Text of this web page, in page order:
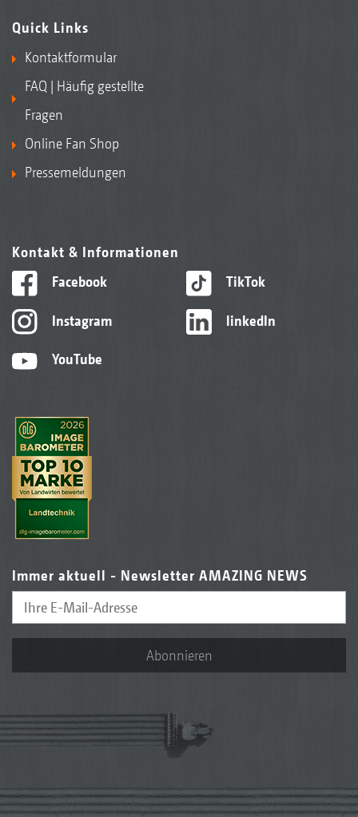
Quick Links
Kontaktformular
FAQ | Häufig gestellte
Fragen
Online Fan Shop
Pressemeldungen
Kontakt & Informationen
Facebook
Instagram
YouTube
TikTok
linkedIn
Immer aktuell - Newsletter AMAZING NEWS
Abonnieren